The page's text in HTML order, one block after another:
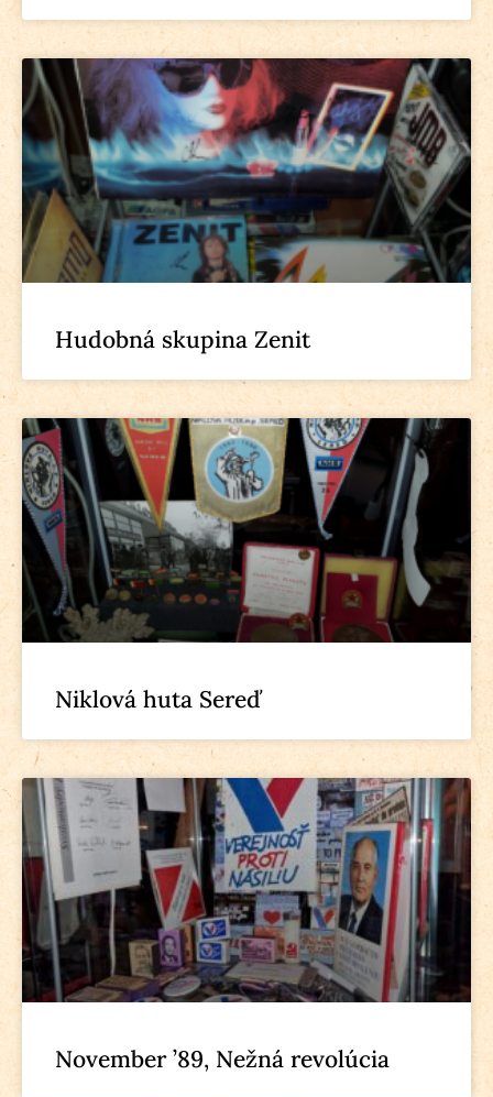
Hudobná skupina Zenit
Niklová huta Sereď
November ’89, Nežná revolúcia